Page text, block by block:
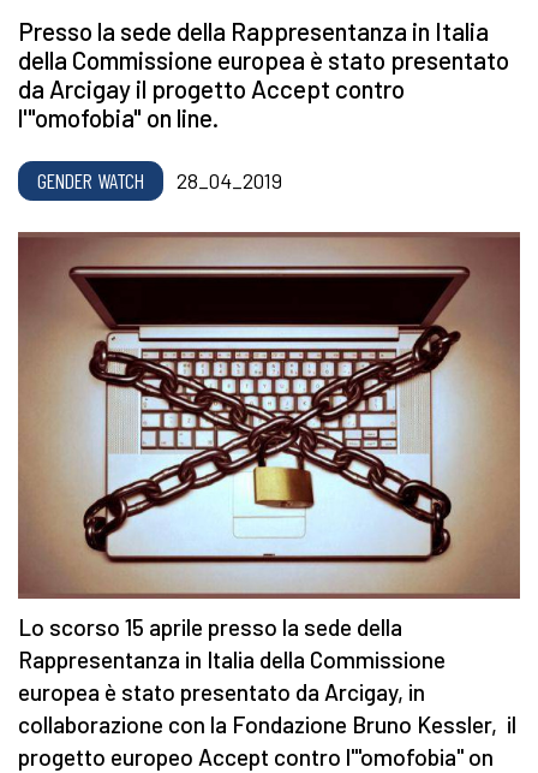
Presso la sede della Rappresentanza in Italia
della Commissione europea è stato presentato
da Arcigay il progetto Accept contro
l'"omofobia" on line.
GENDER WATCH 28_04_2019
Lo scorso 15 aprile presso la sede della
Rappresentanza in Italia della Commissione
europea è stato presentato da Arcigay, in
collaborazione con la Fondazione Bruno Kessler, il
progetto europeo Accept contro l'"omofobia" on